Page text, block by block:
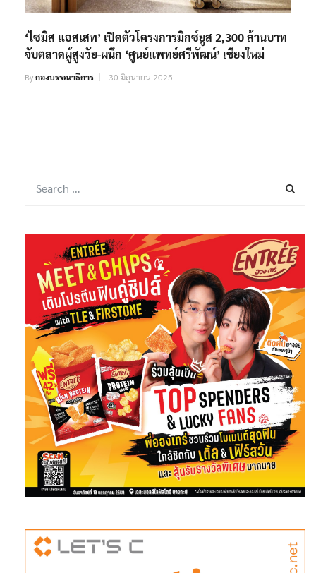
‘ไซมิส แอสเสท’ เปิดตัวโครงการมิกซ์ยูส 2,300 ล้านบาท
จับตลาดผู้สูงวัย-ผนึก ‘ศูนย์แพทย์ศรีพัฒน์’ เชียงใหม่
Byกองบรรณาธิการ 30 มิถุนายน 2025